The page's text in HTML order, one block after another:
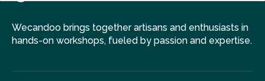
Wecandoo brings together artisans and enthusiasts in
hands-on workshops, fueled by passion and expertise.